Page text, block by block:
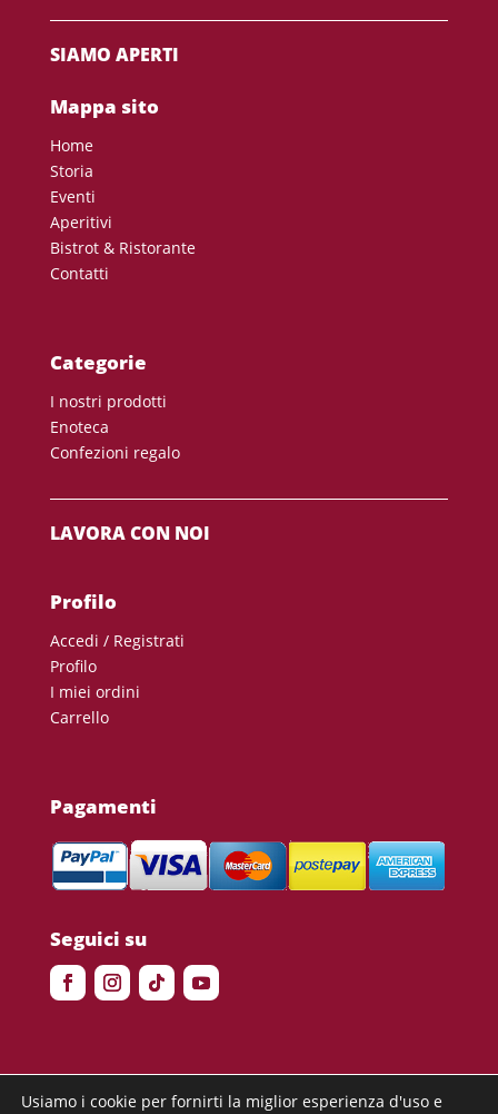
SIAMO APERTI
Mappa sito
Home
Storia
Eventi
Aperitivi
Bistrot & Ristorante
Contatti
Categorie
I nostri prodotti
Enoteca
Confezioni regalo
LAVORA CON NOI
Profilo
Accedi / Registrati
Profilo
I miei ordini
Carrello
Pagamenti
Seguici su
Usiamo i cookie per fornirti la miglior esperienza d'uso e